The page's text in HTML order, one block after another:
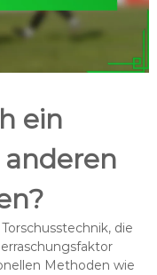
ein
anderen
die
Methoden wie